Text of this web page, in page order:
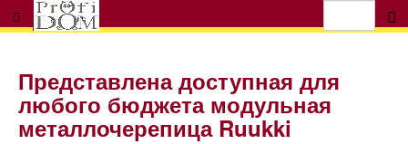
Представлена доступная для
любого бюджета модульная
металлочерепица Ruukki